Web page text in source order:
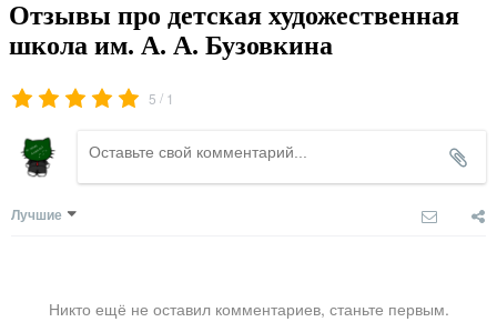
Отзывы про детская художественная
школа им. А. А. Бузовкина
5 / 1
Лучшие
Никто ещё не оставил комментариев, станьте первым.